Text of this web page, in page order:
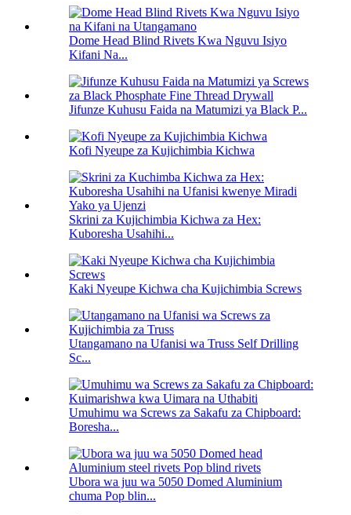
Dome Head Blind Rivets Kwa Nguvu Isiyo
Kifani Na...
Jifunze Kuhusu Faida na Matumizi ya Black P...
Kofi Nyeupe za Kujichimbia Kichwa
Skrini za Kujichimbia Kichwa za Hex:
Kuboresha Usahihi...
Kaki Nyeupe Kichwa cha Kujichimbia Screws
Utangamano na Ufanisi wa Truss Self Drilling
Sc...
Umuhimu wa Screws za Sakafu za Chipboard:
Boresha...
Ubora wa juu wa 5050 Domed Aluminium
chuma Pop blin...